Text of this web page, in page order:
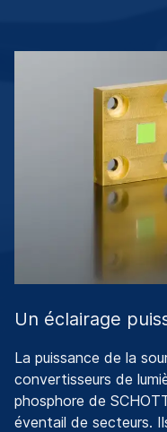
Un éclairage
La puissance de la
convertisseurs de
phosphore de
éventail de secteurs.